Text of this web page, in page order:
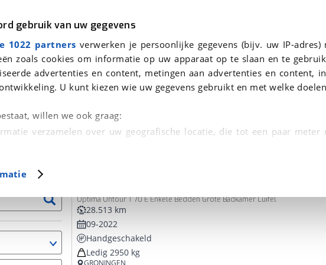
gebruik van uw gegevens
1022 partners verwerken je persoonlijke gegevens (bijv. uw IP-adres)
zoals cookies om informatie op uw apparaat op te slaan en te
advertenties en content, metingen aan advertenties en content,
U kunt kiezen wie uw gegevens gebruikt en met welke
willen we ook graag:
verzamelen over uw geografische locatie, die tot een paar meter
in. U kunt uw toestemming op elk moment wijzigen of
en vergelijkbare technieken zorgen we voor een betere en meer
cookies zorgen ervoor dat de website goed werkt. Ook gebruiken we
Fiets Motor
voor je gevonden Hobby
Optima Ontour T 70 E Enkele Bedden Grote Badkamer Luifel
28.513 km
09-2022
Handgeschakeld
Ledig 2950 kg
GRONINGEN